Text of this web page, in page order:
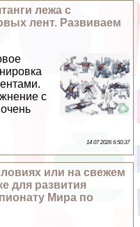
лежа с
лент. Развиваем
с
14 07 2026 6:50:37
или на свежем
для развития
Мира по